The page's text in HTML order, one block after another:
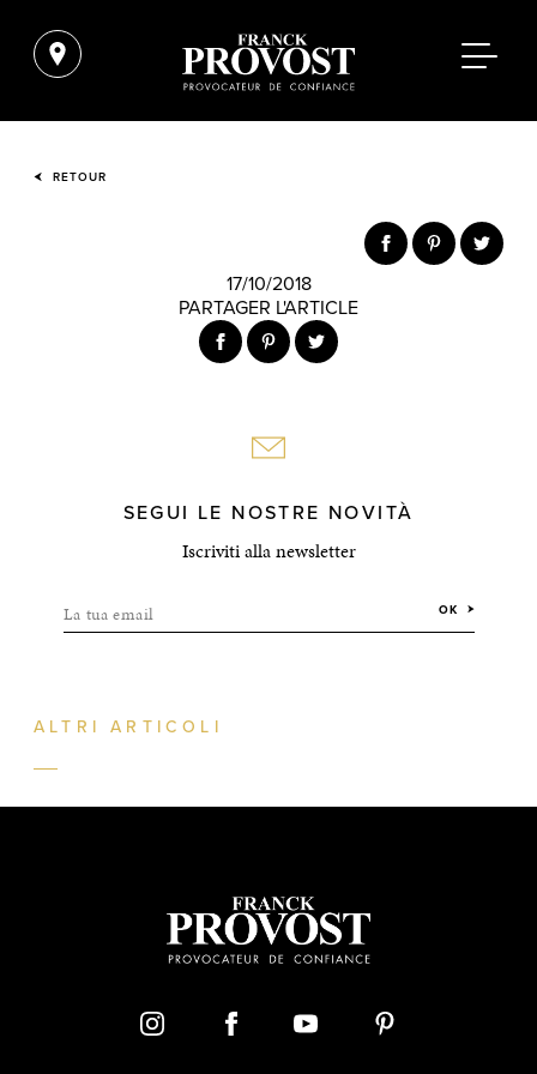
RETOUR
17/10/2018
PARTAGER L'ARTICLE
SEGUI LE NOSTRE NOVITÀ
Iscriviti alla newsletter
La tua email OK
ALTRI ARTICOLI